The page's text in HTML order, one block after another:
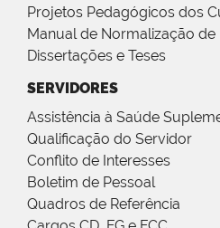
Projetos Pedagógicos dos
Manual de Normalização de
Dissertações e Teses
SERVIDORES
Assistência à Saúde
Qualificação do Servidor
Conflito de Interesses
Boletim de Pessoal
Quadros de Referência